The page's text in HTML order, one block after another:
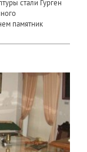
стали Гурген
памятник